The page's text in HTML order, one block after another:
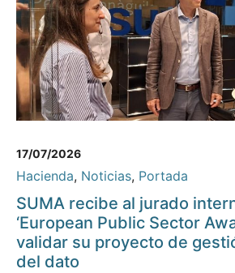
17/07/2026
Hacienda, Noticias, Portada
SUMA recibe al jurado
‘European Public Sector
validar su proyecto de
del dato